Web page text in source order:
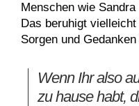
Menschen wie
Das beruhigt
Sorgen und
Wenn Ihr also
zu hause habt,